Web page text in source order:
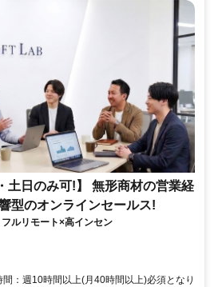
土日のみ可!】 無形商材の営業経
型のオンラインセールス!
ルリモート×高インセン
：週10時間以上(月40時間以上)必須となり